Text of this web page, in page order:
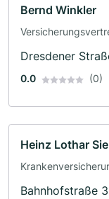
Bernd Winkler
Dresdener
0.0 (0)
Heinz Lothar
Bahnhofstraße